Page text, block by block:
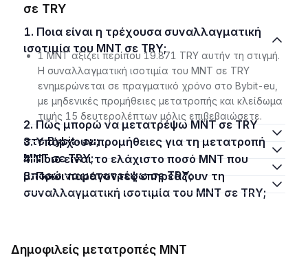
σε TRY
1. Ποια είναι η τρέχουσα συναλλαγματική
ισοτιμία του MNT σε TRY;
1 MNT αξίζει περίπου 19.871 TRY αυτήν τη στιγμή.
Η συναλλαγματική ισοτιμία του MNT σε TRY
ενημερώνεται σε πραγματικό χρόνο στο Bybit-eu,
με μηδενικές προμήθειες μετατροπής και κλείδωμα
τιμής 15 δευτερολέπτων μόλις επιβεβαιώσετε.
2. Πώς μπορώ να μετατρέψω MNT σε TRY
στο Bybit-eu;
3. Υπάρχουν προμήθειες για τη μετατροπή
MNT σε TRY;
4. Ποιο είναι το ελάχιστο ποσό MNT που
μπορώ να μετατρέψω σε TRY;
5. Ποιοι παράγοντες επηρεάζουν τη
συναλλαγματική ισοτιμία του MNT σε TRY;
Δημοφιλείς μετατροπές MNT